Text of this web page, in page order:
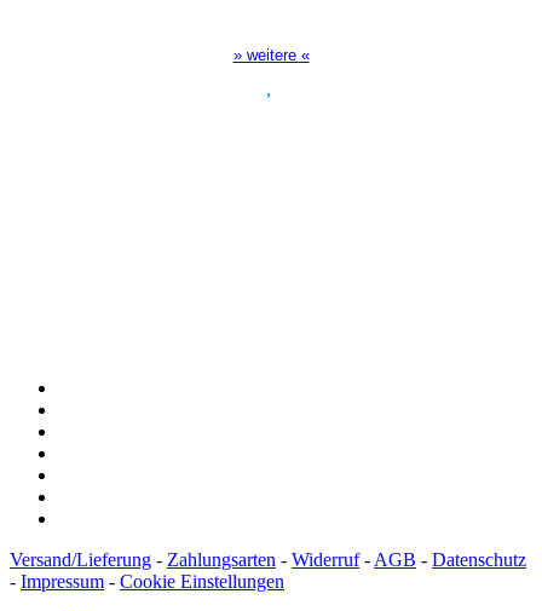
» weitere «
Versand/Lieferung - Zahlungsarten - Widerruf- AGB - Datenschutz
- Impressum - Cookie Einstellungen